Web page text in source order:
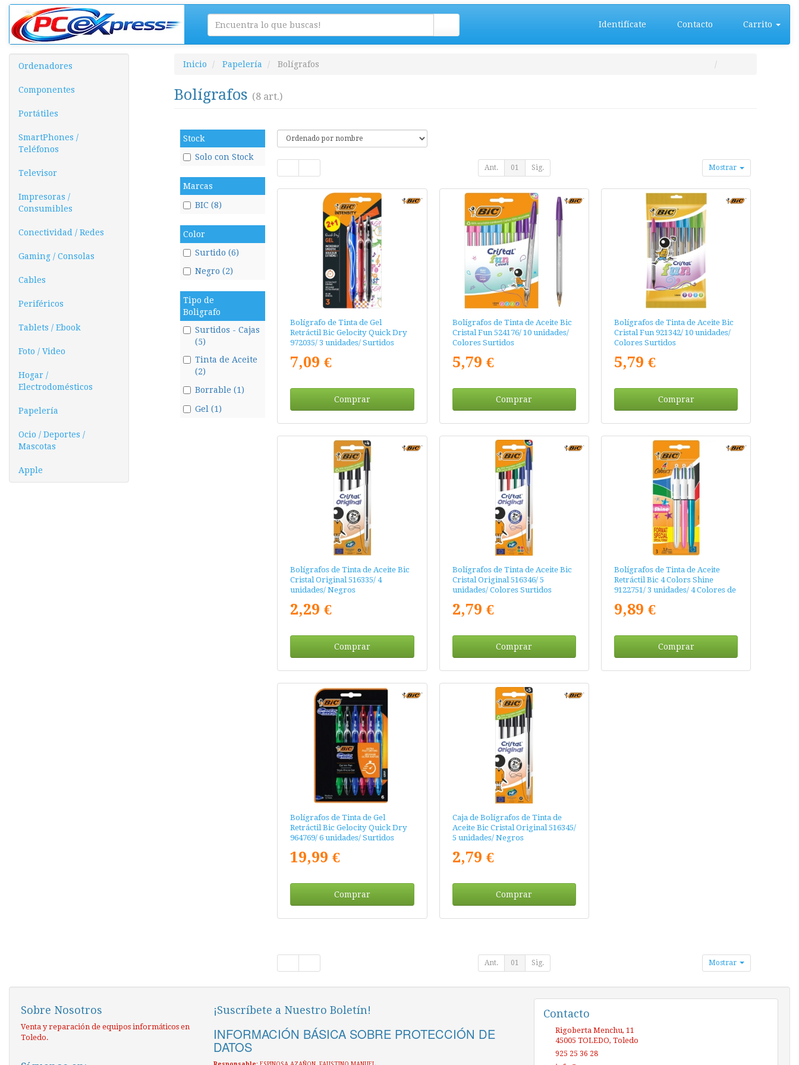
Identifícate Contacto Carrito
Ordenadores
Componentes
Portátiles
SmartPhones /
Teléfonos
Televisor
Impresoras /
Consumibles
Conectividad / Redes
Gaming / Consolas
Cables
Periféricos
Tablets / Ebook
Foto / Video
Hogar /
Electrodomésticos
Papelería
Ocio / Deportes /
Mascotas
Apple
Inicio Papelería Bolígrafos
Bolígrafos (8 art.)
Stock
Solo con Stock
Marcas
BIC (8)
Color
Surtido (6)
Negro (2)
Tipo de
Boligrafo
Surtidos - Cajas
(5)
Tinta de Aceite
(2)
Borrable (1)
Gel (1)
Ant. 01 Sig. Mostrar
Bolígrafo de Tinta de Gel
Retráctil Bic Gelocity Quick Dry
972035/ 3 unidades/ Surtidos
7,09 €
Comprar
Bolígrafos de Tinta de Aceite Bic
Cristal Fun 524176/ 10 unidades/
Colores Surtidos
5,79 €
Comprar
Bolígrafos de Tinta de Aceite Bic
Cristal Fun 921342/ 10 unidades/
Colores Surtidos
5,79 €
Comprar
Bolígrafos de Tinta de Aceite Bic
Cristal Original 516335/ 4
unidades/ Negros
2,29 €
Comprar
Bolígrafos de Tinta de Aceite Bic
Cristal Original 516346/ 5
unidades/ Colores Surtidos
2,79 €
Comprar
Bolígrafos de Tinta de Aceite
Retráctil Bic 4 Colors Shine
9122751/ 3 unidades/ 4 Colores de
9,89 €
Comprar
Bolígrafos de Tinta de Gel
Retráctil Bic Gelocity Quick Dry
964769/ 6 unidades/ Surtidos
19,99 €
Comprar
Caja de Bolígrafos de Tinta de
Aceite Bic Cristal Original 516345/
5 unidades/ Negros
2,79 €
Comprar
Ant. 01 Sig. Mostrar
Sobre Nosotros
Venta y reparación de equipos informáticos en
Toledo.
¡Suscríbete a Nuestro Boletín!
INFORMACIÓN BÁSICA SOBRE PROTECCIÓN DE
DATOS
Contacto
Rigoberta Menchu, 11
45005 TOLEDO, Toledo
925 25 36 28